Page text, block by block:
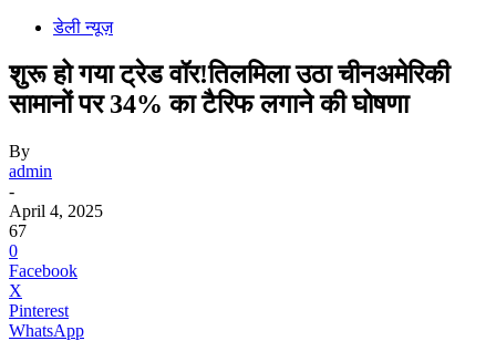
डेली न्यूज़
शुरू हो गया ट्रेड वॉर!तिलमिला उठा चीनअमेरिकी
सामानों पर 34% का टैरिफ लगाने की घोषणा
By
admin
-
April 4, 2025
67
0
Facebook
X
Pinterest
WhatsApp